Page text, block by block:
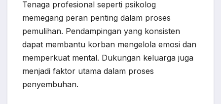
Tenaga profesional seperti psikolog
memegang peran penting dalam proses
pemulihan. Pendampingan yang konsisten
dapat membantu korban mengelola emosi dan
memperkuat mental. Dukungan keluarga juga
menjadi faktor utama dalam proses
penyembuhan.